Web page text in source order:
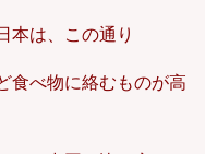
本は、この通り
食べ物に絡むものが高